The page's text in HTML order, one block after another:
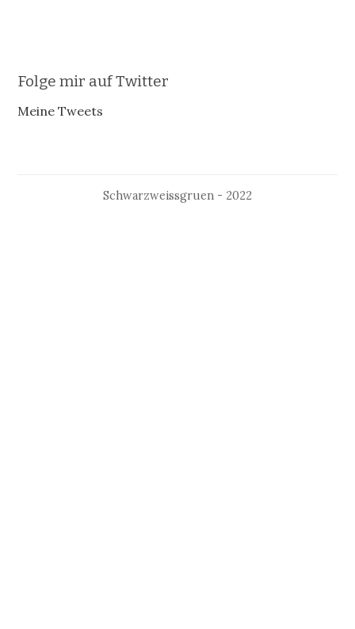
Folge mir auf Twitter
Meine Tweets
Schwarzweissgruen - 2022